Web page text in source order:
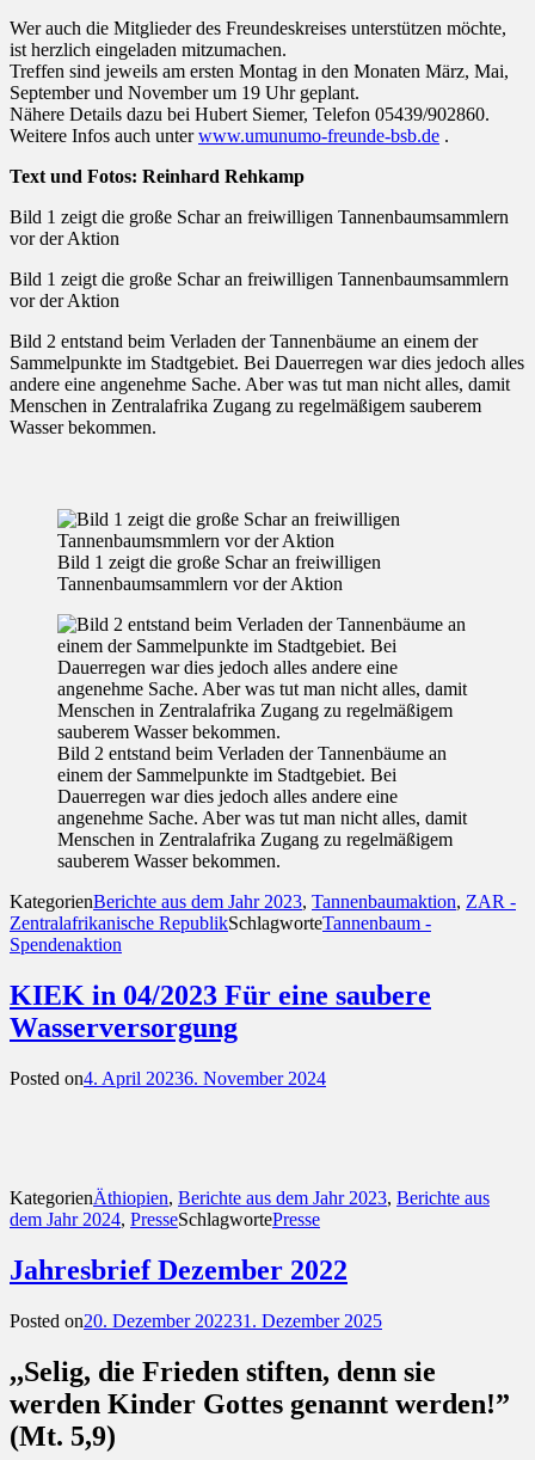
Wer auch die Mitglieder des Freundeskreises unterstützen möchte,
ist herzlich eingeladen mitzumachen.
Treffen sind jeweils am ersten Montag in den Monaten März, Mai,
September und November um 19 Uhr geplant.
Nähere Details dazu bei Hubert Siemer, Telefon 05439/902860.
Weitere Infos auch unterwww.umunumo-freunde-bsb.de .
Text und Fotos: Reinhard Rehkamp
Bild 1 zeigt die große Schar an freiwilligen Tannenbaumsammlern
vor der Aktion
Bild 1 zeigt die große Schar an freiwilligen Tannenbaumsammlern
vor der Aktion
Bild 2 entstand beim Verladen der Tannenbäume an einem der
Sammelpunkte im Stadtgebiet. Bei Dauerregen war dies jedoch alles
andere eine angenehme Sache. Aber was tut man nicht alles, damit
Menschen in Zentralafrika Zugang zu regelmäßigem sauberem
Wasser bekommen.
Bild 1 zeigt die große Schar an freiwilligen
Tannenbaumsammlern vor der Aktion
Bild 2 entstand beim Verladen der Tannenbäume an
einem der Sammelpunkte im Stadtgebiet. Bei
Dauerregen war dies jedoch alles andere eine
angenehme Sache. Aber was tut man nicht alles, damit
Menschen in Zentralafrika Zugang zu regelmäßigem
sauberem Wasser bekommen.
KategorienBerichte aus dem Jahr 2023, Tannenbaumaktion, ZAR -
Zentralafrikanische RepublikSchlagworteTannenbaum -
Spendenaktion
KIEK in 04/2023 Für eine saubere
Wasserversorgung
Posted on4. April 20236. November 2024
KategorienÄthiopien, Berichte aus dem Jahr 2023, Berichte aus
dem Jahr 2024, PresseSchlagwortePresse
Jahresbrief Dezember 2022
Posted on20. Dezember 202231. Dezember 2025
,,Selig, die Frieden stiften, denn sie
werden Kinder Gottes genannt werden!”
(Mt. 5,9)